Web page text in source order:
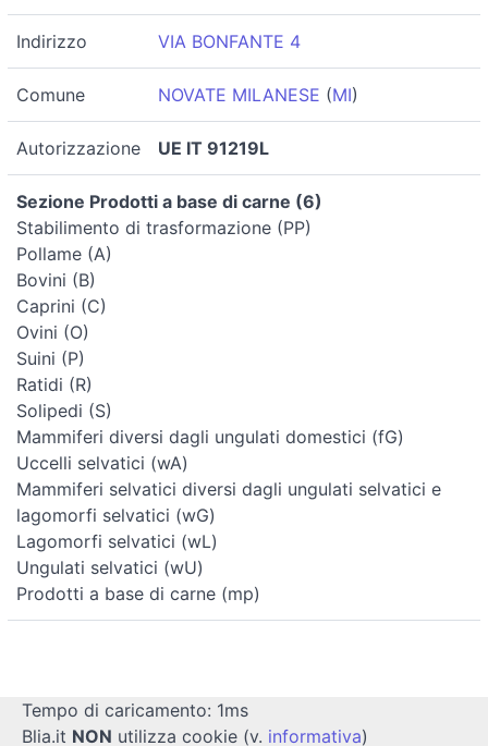
Indirizzo VIA BONFANTE 4
Comune NOVATE MILANESE (MI)
Autorizzazione UE IT 91219L
Sezione Prodotti a base di carne (6)
Stabilimento di trasformazione (PP)
Pollame (A)
Bovini (B)
Caprini (C)
Ovini (O)
Suini (P)
Ratidi (R)
Solipedi (S)
Mammiferi diversi dagli ungulati domestici (fG)
Uccelli selvatici (wA)
Mammiferi selvatici diversi dagli ungulati selvatici e
lagomorfi selvatici (wG)
Lagomorfi selvatici (wL)
Ungulati selvatici (wU)
Prodotti a base di carne (mp)
Tempo di caricamento: 1ms
Blia.it NON utilizza cookie (v. informativa)